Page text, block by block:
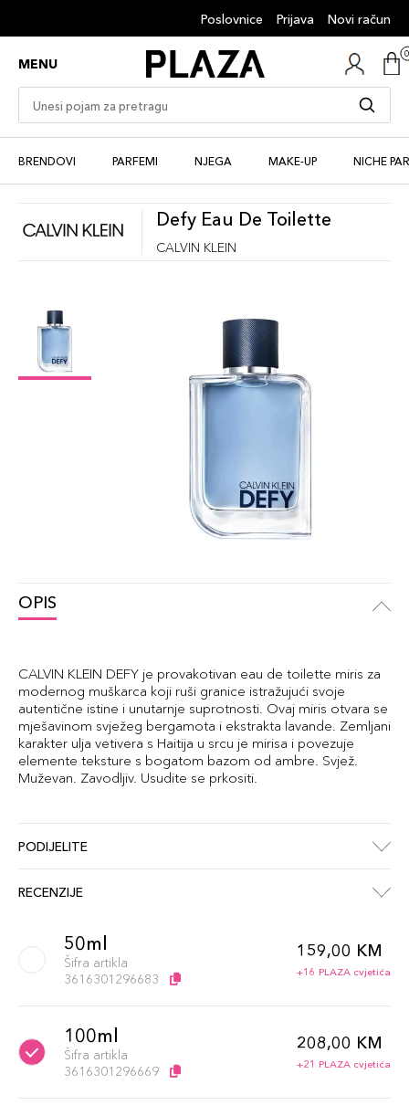
Poslovnice Prijava Novi račun
MENU
BRENDOVI PARFEMI NJEGA MAKE-UP NICHE
Defy Eau De Toilette
CALVIN KLEIN
OPIS
CALVIN KLEIN DEFY je provakotivan eau de toilette miris za
modernog muškarca koji ruši granice istražujući svoje
autentične istine i unutarnje suprotnosti. Ovaj miris otvara se
mješavinom svježeg bergamota i ekstrakta lavande. Zemljani
karakter ulja vetivera s Haitija u srcu je mirisa i povezuje
elemente teksture s bogatom bazom od ambre. Svjež.
Muževan. Zavodljiv. Usudite se prkositi.
PODIJELITE
RECENZIJE
50ml
Šifra artikla
3616301296683
159,00 KM
+16 PLAZA cvjetića
100ml
Šifra artikla
3616301296669
208,00 KM
+21 PLAZA cvjetića